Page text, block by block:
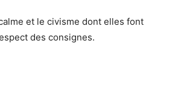
et le civisme dont elles font
des consignes.